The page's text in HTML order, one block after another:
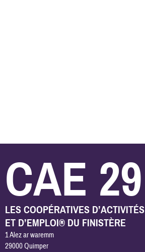
CAE 29
LES COOPÉRATIVES D’ACTIVITÉS
ET D’EMPLOI® DU FINISTÈRE
1 Alez ar waremm
29000 Quimper